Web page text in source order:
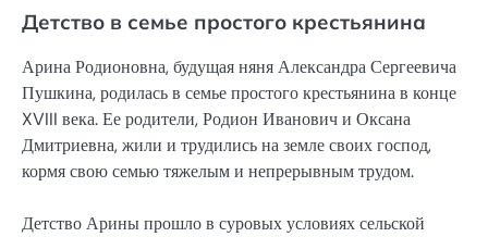
Детство в семье простого крестьянина
Арина Родионовна, будущая няня Александра Сергеевича
Пушкина, родилась в семье простого крестьянина в конце
XVIII века. Ее родители, Родион Иванович и Оксана
Дмитриевна, жили и трудились на земле своих господ,
кормя свою семью тяжелым и непрерывным трудом.
Детство Арины прошло в суровых условиях сельской